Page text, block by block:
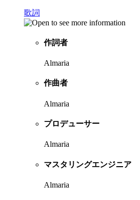
歌詞
作詞者
Almaria
作曲者
Almaria
プロデューサー
Almaria
マスタリングエンジニア
Almaria